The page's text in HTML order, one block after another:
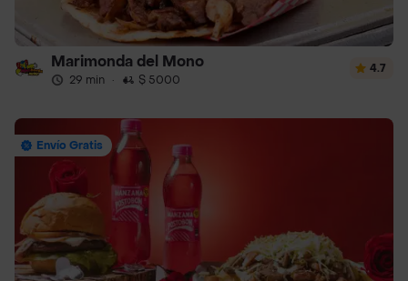
Marimonda del Mono
29 min · $ 5000
4.7
Envío Gratis